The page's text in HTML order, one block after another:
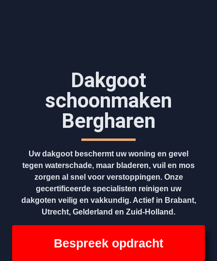
Dakgoot
schoonmaken​
Bergharen
Uw dakgoot beschermt uw woning en gevel
tegen waterschade, maar bladeren, vuil en mos
zorgen al snel voor verstoppingen. Onze
gecertificeerde specialisten reinigen uw
dakgoten veilig en vakkundig. Actief in Brabant,
Utrecht, Gelderland en Zuid-Holland.
Bespreek opdracht